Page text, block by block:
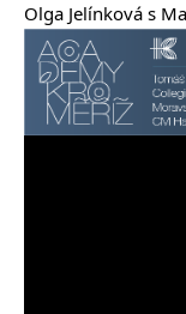
Olga Jelínková s